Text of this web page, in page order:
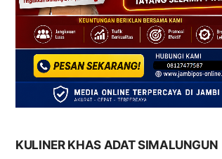
KULINER KHAS ADAT SIMALUNGUN